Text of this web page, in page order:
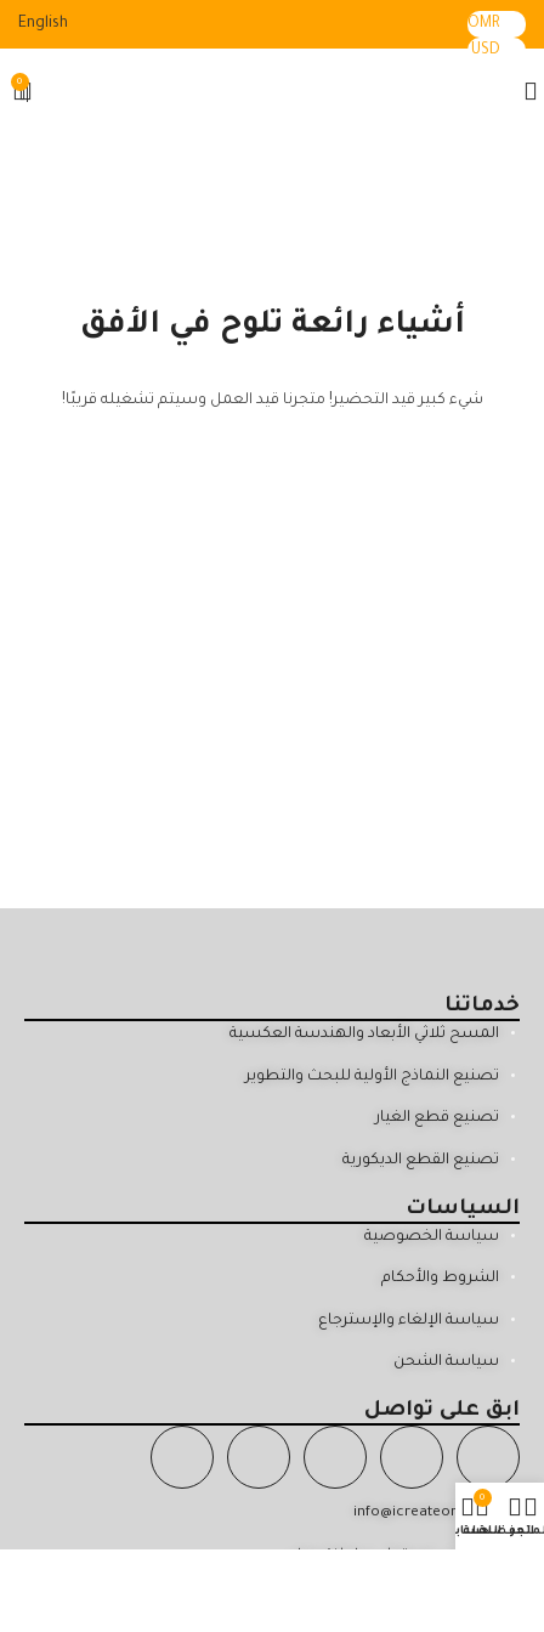
OMR
USD
English
0
أشياء رائعة تلوح في الأفق
شيء كبير قيد التحضير! متجرنا قيد العمل وسيتم تشغيله قريبًا!
خدماتنا
المسح ثلاثي الأبعاد والهندسة العكسية
تصنيع النماذج الأولية للبحث والتطوير
تصنيع قطع الغيار
تصنيع القطع الديكورية
السياسات
سياسة الخصوصية
الشروط والأحكام
سياسة الإلغاء والإسترجاع
سياسة الشحن
ابق على تواصل
info@icreateom.com
المفضلة
0
السلة
حسابي